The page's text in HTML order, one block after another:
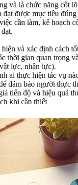
và là chức năng cốt
đạt được mục tiêu
cần làm, kế hoạch
và xác định cách
thời gian quan trọng
lực, nhân lực).
ai thực hiện tác vụ
đảm bảo người thực
tiến độ và hiệu quả
khi cần thiết